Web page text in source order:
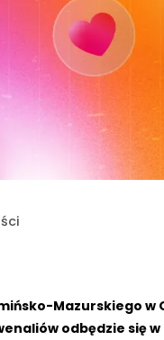
Mazurskiego w
odbędzie się